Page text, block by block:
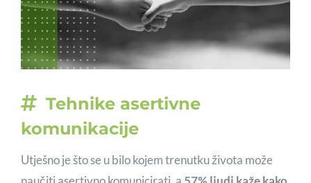
Tehnike asertivne
komunikacije
Utješno je što se u bilo kojem trenutku života može